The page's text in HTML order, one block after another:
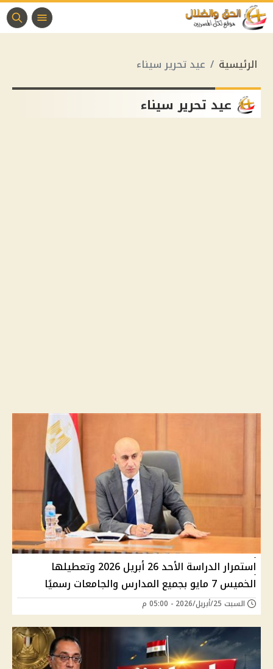
الرئيسية عيد تحرير سيناء
عيد تحرير سيناء
استمرار الدراسة الأحد 26 أبريل 2026 وتعطيلها
الخميس 7 مايو بجميع المدارس والجامعات رسميًا
السبت 25/أبريل/2026 - 05:00 م